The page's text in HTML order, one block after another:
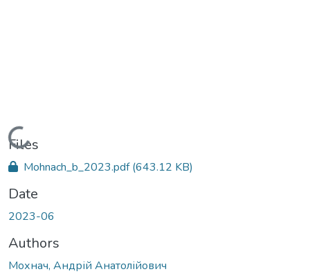
Loading...
Files
Mohnach_b_2023.pdf(643.12 KB)
Date
2023-06
Authors
Мохнач, Андрій Анатолійович